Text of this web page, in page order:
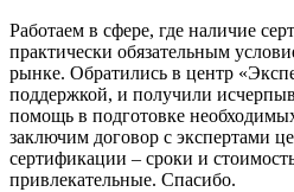
Работаем в сфере, где наличие
практически обязательным
рынке. Обратились в центр
поддержкой, и получили
помощь в подготовке
заключим договор с экспертами
сертификации – сроки и
привлекательные. Спасибо.